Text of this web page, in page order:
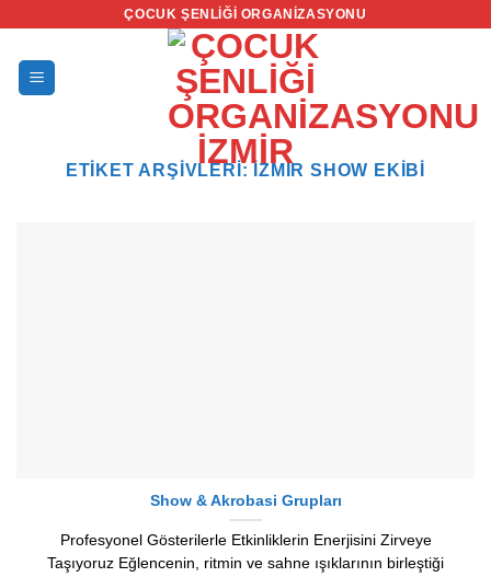
ÇOCUK ŞENLIĞI ORGANIZASYONU
ETIKET ARŞIVLERI: IZMIR SHOW EKIBI
Show & Akrobasi Grupları
Profesyonel Gösterilerle Etkinliklerin Enerjisini Zirveye
Taşıyoruz Eğlencenin, ritmin ve sahne ışıklarının birleştiği